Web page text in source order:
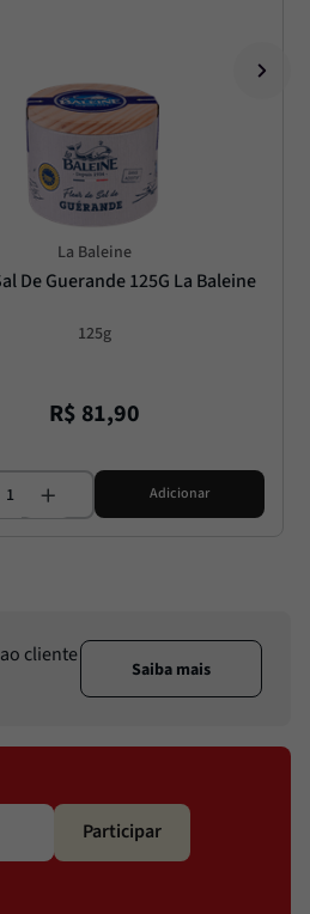
La Baleine
De Guerande 125G La Baleine
125g
R$ 81,90
Adicionar
cliente
Saiba mais
Participar